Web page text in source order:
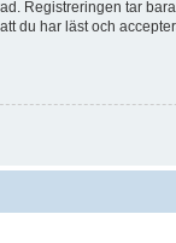
Registreringen tar
du har läst och